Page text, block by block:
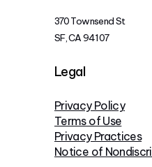
370 Townsend St
SF, CA 94107
Legal
Privacy Policy
Terms of Use
Privacy Practices
Notice of